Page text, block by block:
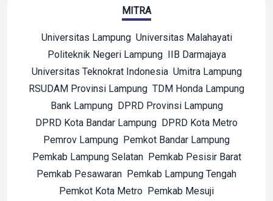
MITRA
Universitas Lampung Universitas Malahayati
Politeknik Negeri Lampung IIB Darmajaya
Universitas Teknokrat Indonesia Umitra Lampung
RSUDAM Provinsi Lampung TDM Honda Lampung
Bank Lampung DPRD Provinsi Lampung
DPRD Kota Bandar Lampung DPRD Kota Metro
Pemrov Lampung Pemkot Bandar Lampung
Pemkab Lampung Selatan Pemkab Pesisir Barat
Pemkab Pesawaran Pemkab Lampung Tengah
Pemkot Kota Metro Pemkab Mesuji